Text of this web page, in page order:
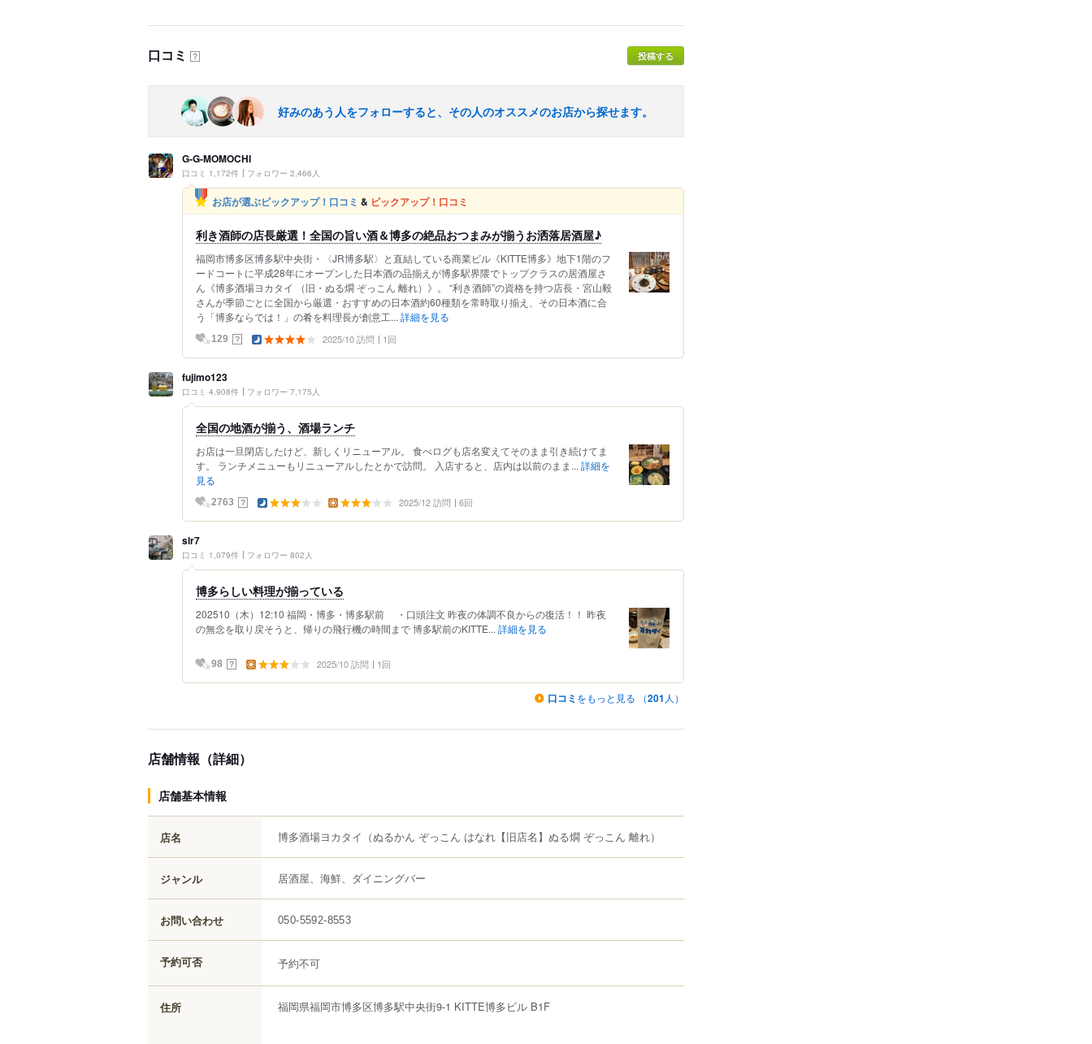
口コミ ？ 投稿する
好みのあう人をフォローすると、その人のオススメのお店から探せます。
G‐G-MOMOCHI
口コミ 1,172件 フォロワー 2,466人
お店が選ぶピックアップ！口コミ & ピックアップ！口コミ
利き酒師の店長厳選！全国の旨い酒＆博多の絶品おつまみが揃うお洒落居酒屋♪
福岡市博多区博多駅中央街・〈JR博多駅〉と直結している商業ビル《KITTE博多》地下1階のフ
ードコートに平成28年にオープンした日本酒の品揃えが博多駅界隈でトップクラスの居酒屋さ
ん《博多酒場ヨカタイ （旧・ぬる燗 ぞっこん 離れ）》。 “利き酒師”の資格を持つ店長・宮山毅
さんが季節ごとに全国から厳選・おすすめの日本酒約60種類を常時取り揃え、その日本酒に合
う「博多ならでは！」の肴を料理長が創意工... 詳細を見る
129 ？ 2025/10 訪問 1回
fujimo123
口コミ 4,908件 フォロワー 7,175人
全国の地酒が揃う、酒場ランチ
お店は一旦閉店したけど、新しくリニューアル。 食べログも店名変えてそのまま引き続けてま
す。 ランチメニューもリニューアルしたとかで訪問。 入店すると、店内は以前のまま... 詳細を
見る
2763 ？ 2025/12 訪問 6回
slr7
口コミ 1,079件 フォロワー 802人
博多らしい料理が揃っている
202510（木）12:10 福岡・博多・博多駅前 ・口頭注文 昨夜の体調不良からの復活！！ 昨夜
の無念を取り戻そうと、帰りの飛行機の時間まで 博多駅前のKITTE... 詳細を見る
98 ？ 2025/10 訪問 1回
口コミ をもっと見る （201 人）
店舗情報（詳細）
店舗基本情報
店名 博多酒場ヨカタイ （ぬるかん ぞっこん はなれ【旧店名】ぬる燗 ぞっこん 離れ）
ジャンル 居酒屋、海鮮、ダイニングバー
お問い合わせ 050-5592-8553
予約可否 予約不可
住所 福岡県福岡市博多区博多駅中央街9-1 KITTE博多ビル B1F